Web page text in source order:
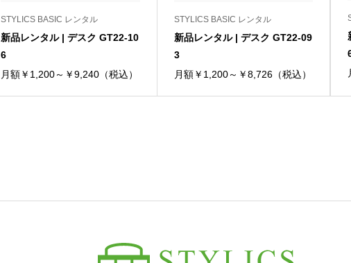
STYLICS BASIC レンタル
新品レンタル | デスク GT22-10
6
月額￥1,200～￥9,240（税込）
STYLICS BASIC レンタル
新品レンタル | デスク GT22-09
3
月額￥1,200～￥8,726（税込）